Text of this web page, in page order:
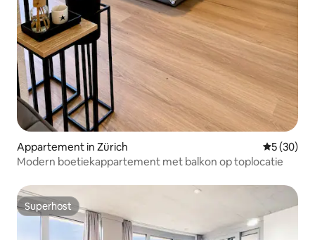
Appartement in Zürich
5 (30)
Modern boetiekappartement met balkon op toplocatie
Superhost
Superhost